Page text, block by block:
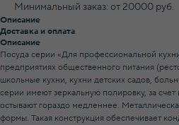
Минимальный заказ: от 20000 руб.
Описание
Доставка и оплата
Описание
Посуда серии «Для профессиональной
предприятиях общественного питания
школьные кухни, кухни детских садов,
серии имеют зеркальную полировку, за
остывают гораздо медленнее.
формы. Такая конструкция обеспечивает